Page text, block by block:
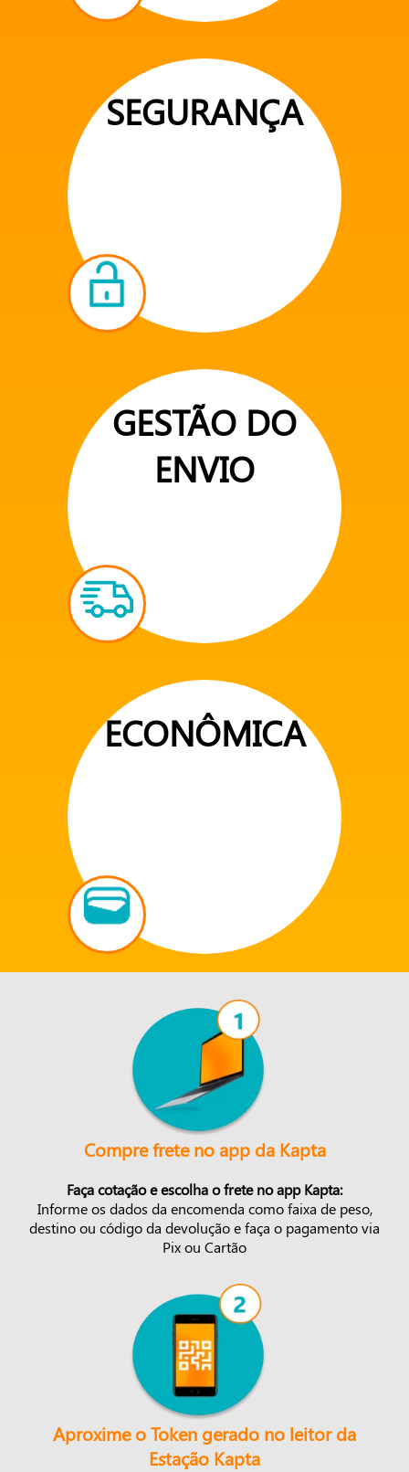
SEGURANÇA
GESTÃO DO
ENVIO
ECONÔMICA
Compre frete no app da Kapta
Faça cotação e escolha o frete no app Kapta:
Informe os dados da encomenda como faixa de peso,
destino ou código da devolução e faça o pagamento via
Pix ou Cartão
Aproxime o Token gerado no leitor da
Estação Kapta